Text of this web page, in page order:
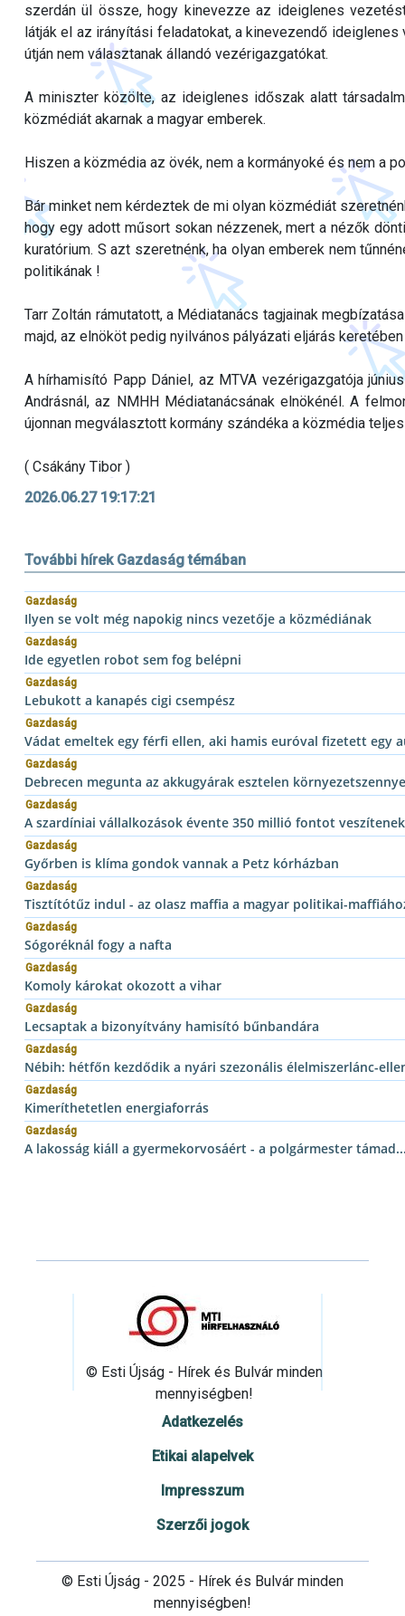
szerdán ül össze, hogy kinevezze az ideiglenes
látják el az irányítási feladatokat, a kinevezendő
útján nem választanak állandó vezérigazgatókat.
A miniszter közölte, az ideiglenes időszak alatt
közmédiát akarnak a magyar emberek.
Hiszen a közmédia az övék, nem a kormányoké és nem a
Bár minket nem kérdeztek de mi olyan közmédiát
hogy egy adott műsort sokan nézzenek, mert a nézők
kuratórium. S azt szeretnénk, ha olyan emberek nem
politikának !
Tarr Zoltán rámutatott, a Médiatanács tagjainak
majd, az elnököt pedig nyilvános pályázati eljárás
A hírhamisító Papp Dániel, az MTVA vezérigazgatója
Andrásnál, az NMHH Médiatanácsának elnökénél. A
újonnan megválasztott kormány szándéka a közmédia
( Csákány Tibor )
2026.06.27 19:17:21
További hírek Gazdaság témában
Gazdaság
Ilyen se volt még napokig nincs vezetője a közmédiának
Gazdaság
Ide egyetlen robot sem fog belépni
Gazdaság
Lebukott a kanapés cigi csempész
Gazdaság
Vádat emeltek egy férfi ellen, aki hamis euróval fizetett egy
Gazdaság
Debrecen megunta az akkugyárak esztelen
Gazdaság
A szardíniai vállalkozások évente 350 millió fontot
Gazdaság
Győrben is klíma gondok vannak a Petz kórházban
Gazdaság
Tisztítótűz indul - az olasz maffia a magyar politikai-
Gazdaság
Sógoréknál fogy a nafta
Gazdaság
Komoly károkat okozott a vihar
Gazdaság
Lecsaptak a bizonyítvány hamisító bűnbandára
Gazdaság
Nébih: hétfőn kezdődik a nyári szezonális élelmiszerlánc-
Gazdaság
Kimeríthetetlen energiaforrás
Gazdaság
A lakosság kiáll a gyermekorvosáért - a polgármester támad...
© Esti Újság - Hírek és Bulvár minden
mennyiségben!
Adatkezelés
Etikai alapelvek
Impresszum
Szerzői jogok
© Esti Újság - 2025 - Hírek és Bulvár minden
mennyiségben!